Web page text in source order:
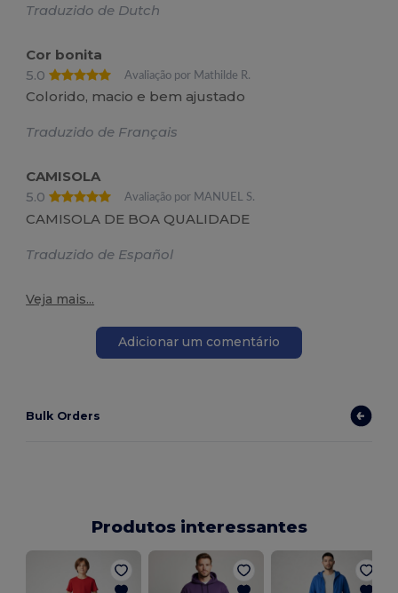
Traduzido de Dutch
Cor bonita
5.0
Avaliação por Mathilde R.
Colorido, macio e bem ajustado
Traduzido de Français
CAMISOLA
5.0
Avaliação por MANUEL S.
CAMISOLA DE BOA QUALIDADE
Traduzido de Español
Veja mais...
Adicionar um comentário
Bulk Orders
Produtos interessantes